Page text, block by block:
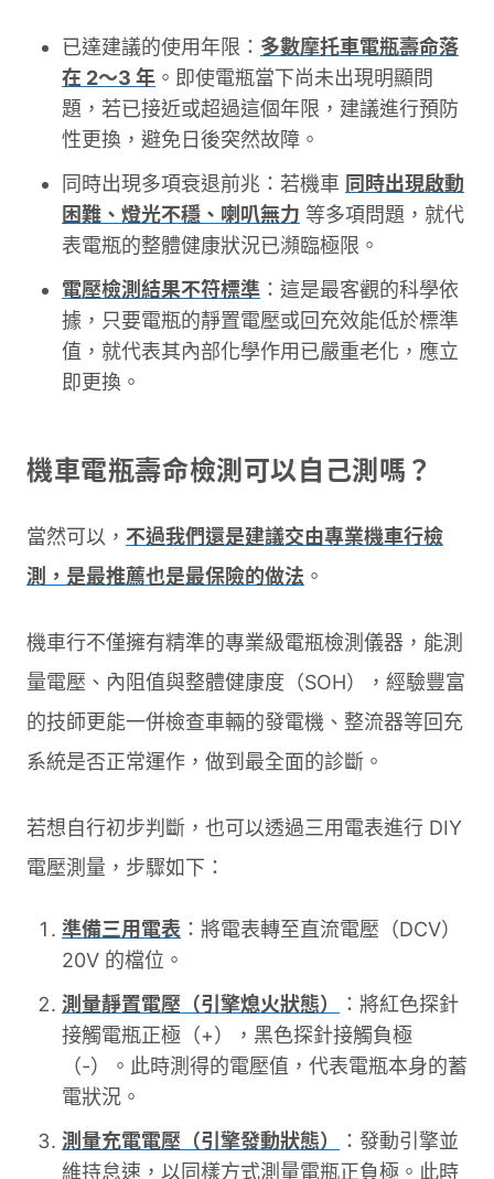
已達建議的使用年限： 多數摩托車電瓶壽命落
在 2～3 年 。即使電瓶當下尚未出現明顯問
題，若已接近或超過這個年限，建議進行預防
性更換，避免日後突然故障。
同時出現多項衰退前兆：若機車 同時出現啟動
困難、燈光不穩、喇叭無力 等多項問題，就代
表電瓶的整體健康狀況已瀕臨極限。
電壓檢測結果不符標準 ：這是最客觀的科學依
據，只要電瓶的靜置電壓或回充效能低於標準
值，就代表其內部化學作用已嚴重老化，應立
即更換。
機車電瓶壽命檢測可以自己測嗎？
當然可以， 不過我們還是建議交由專業機車行檢
測，是最推薦也是最保險的做法 。
機車行不僅擁有精準的專業級電瓶檢測儀器，能測
量電壓、內阻值與整體健康度（SOH），經驗豐富
的技師更能一併檢查車輛的發電機、整流器等回充
系統是否正常運作，做到最全面的診斷。
若想自行初步判斷，也可以透過三用電表進行 DIY
電壓測量，步驟如下：
準備三用電表 ：將電表轉至直流電壓（DCV）
20V 的檔位。
測量靜置電壓（引擎熄火狀態）
：將紅色探針
接觸電瓶正極（+），黑色探針接觸負極
（-）。此時測得的電壓值，代表電瓶本身的蓄
電狀況。
測量充電電壓（引擎發動狀態）
：發動引擎並
維持怠速，以同樣方式測量電瓶正負極。此時